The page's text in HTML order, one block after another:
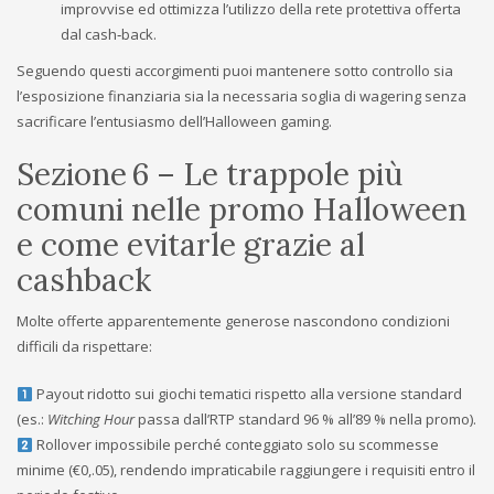
improvvise ed ottimizza l’utilizzo della rete protettiva offerta
dal cash‑back.
Seguendo questi accorgimenti puoi mantenere sotto controllo sia
l’esposizione finanziaria sia la necessaria soglia di wagering senza
sacrificare l’entusiasmo dell’Halloween gaming.
Sezione 6 – Le trappole più
comuni nelle promo Halloween
e come evitarle grazie al
cashback
Molte offerte apparentemente generose nascondono condizioni
difficili da rispettare:
Payout ridotto sui giochi tematici rispetto alla versione standard
(es.: Witching Hourpassa dall’RTP standard 96 % all’89 % nella promo).
Rollover impossibile perché conteggiato solo su scommesse
minime (€0,.05), rendendo impraticabile raggiungere i requisiti entro il